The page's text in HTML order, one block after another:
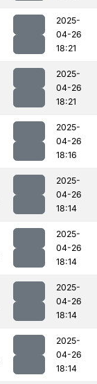
2025-
04-26
18:21
2025-
04-26
18:21
2025-
04-26
18:16
2025-
04-26
18:14
2025-
04-26
18:14
2025-
04-26
18:14
2025-
04-26
18:14